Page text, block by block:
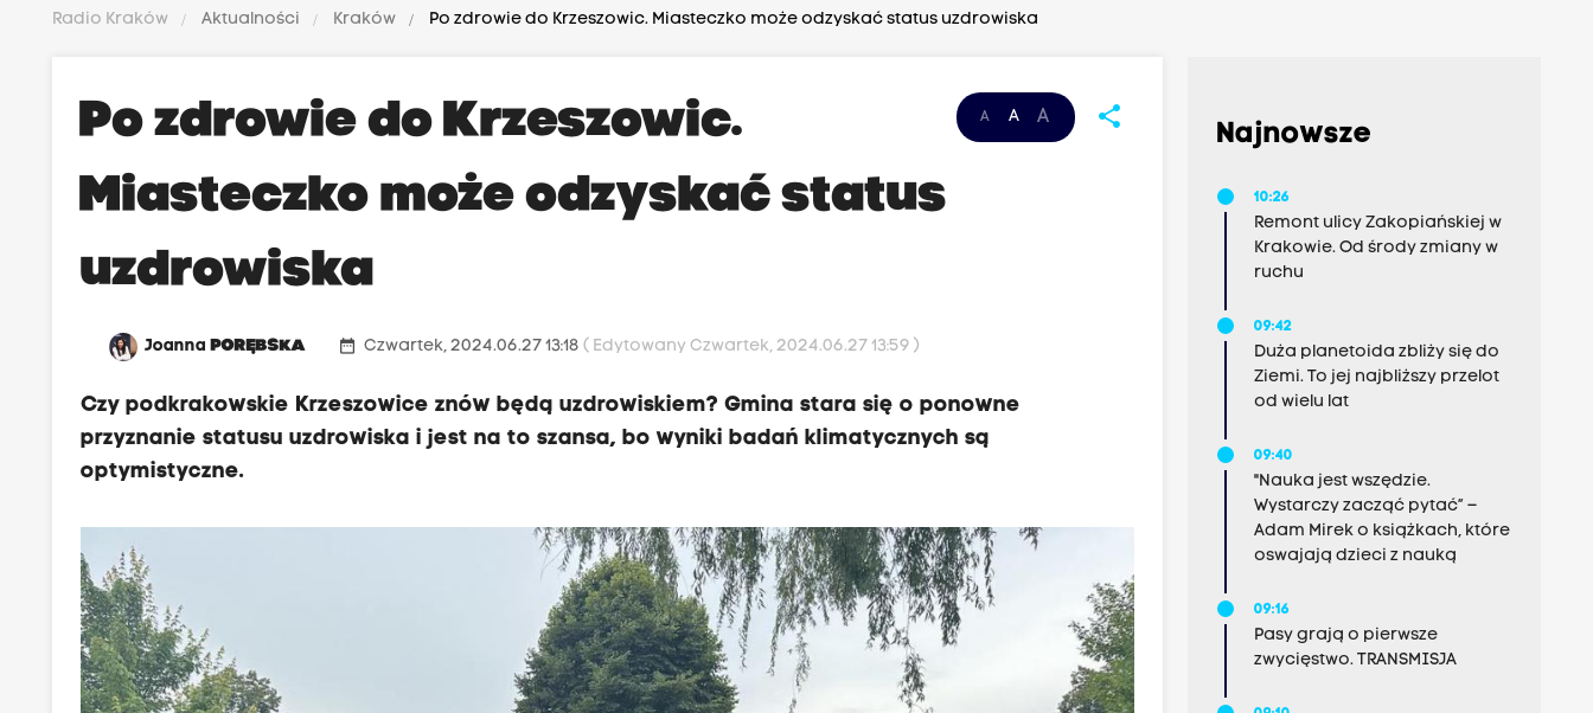
Radio Kraków Aktualności Kraków Po zdrowie do Krzeszowic. Miasteczko może odzyskać status uzdrowiska
A A A share
Po zdrowie do Krzeszowic.
Miasteczko może odzyskać status
uzdrowiska
JoannaPORĘBSKA date_range Czwartek, 2024.06.27 13:18( Edytowany Czwartek, 2024.06.27 13:59 )
Czy podkrakowskie Krzeszowice znów będą uzdrowiskiem? Gmina stara się o ponowne
przyznanie statusu uzdrowiska i jest na to szansa, bo wyniki badań klimatycznych są
optymistyczne.
Najnowsze
10:26
Remont ulicy Zakopiańskiej w
Krakowie. Od środy zmiany w
ruchu
09:42
Duża planetoida zbliży się do
Ziemi. To jej najbliższy przelot
od wielu lat
09:40
"Nauka jest wszędzie.
Wystarczy zacząć pytać” –
Adam Mirek o książkach, które
oswajają dzieci z nauką
09:16
Pasy grają o pierwsze
zwycięstwo. TRANSMISJA